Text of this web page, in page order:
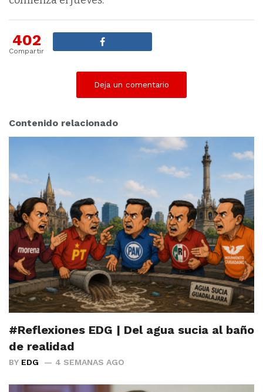
402
Compartir
Deja un comentario
Contenido relacionado
#Reflexiones EDG | Del agua sucia al baño
de realidad
BY EDG 4 SEMANAS AGO